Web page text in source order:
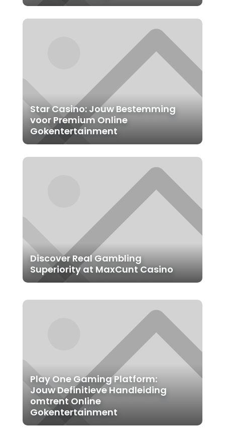
Star Casino: Jouw Bestemming
voor Premium Online
Gokentertainment
Discover Real Gambling
Superiority at MaxCunt Casino
Play One Gaming Platform:
Jouw Definitieve Handleiding
omtrent Online
Gokentertainment